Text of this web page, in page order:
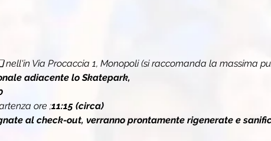
nell'in Via Procaccia 1, Monopoli (si raccomanda la massima
adiacente lo Skatepark,
ore ;11:15 (circa)
al check-out, verranno prontamente rigenerate e